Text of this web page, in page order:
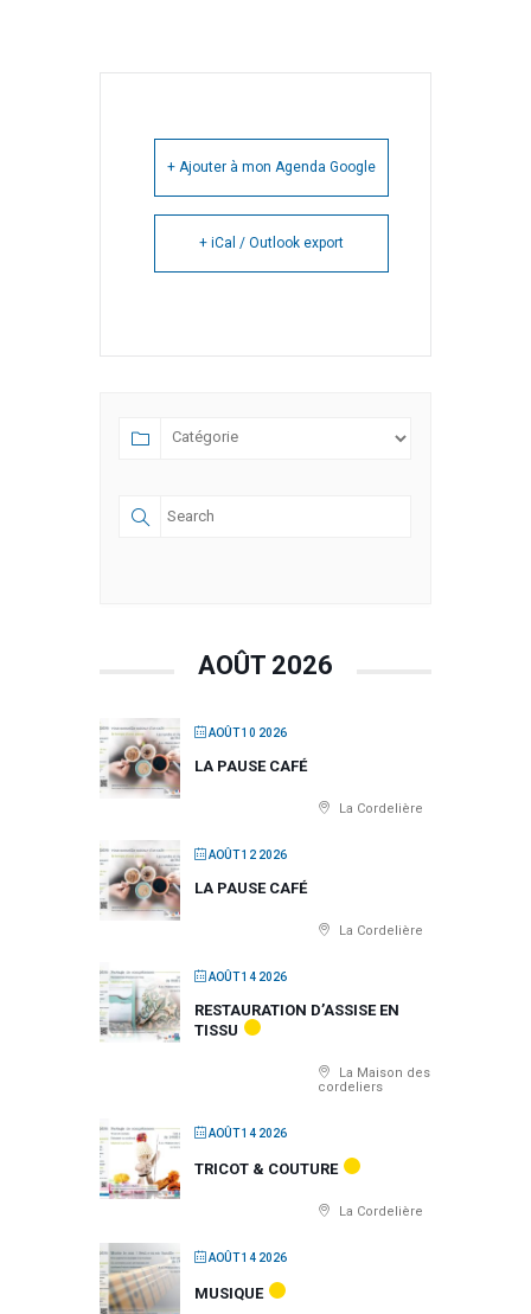
+ Ajouter à mon Agenda Google
+ iCal / Outlook export
AOÛT 2026
AOÛT 10 2026
LA PAUSE CAFÉ
La Cordelière
AOÛT 12 2026
LA PAUSE CAFÉ
La Cordelière
AOÛT 14 2026
RESTAURATION D’ASSISE EN
TISSU
La Maison des
cordeliers
AOÛT 14 2026
TRICOT & COUTURE
La Cordelière
AOÛT 14 2026
MUSIQUE